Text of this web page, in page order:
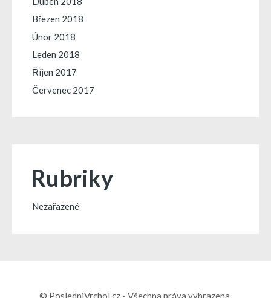
Březen 2018
Únor 2018
Leden 2018
Říjen 2017
Červenec 2017
Rubriky
Nezařazené
© PosledniVrchol.cz - Všechna práva vyhrazena.